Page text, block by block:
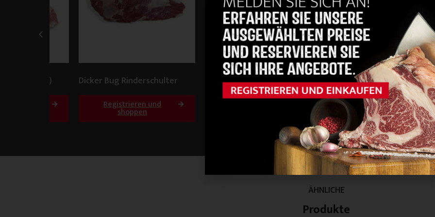
(Semerrolle) Dicker Bug Rinderschulter
Registrieren und
shoppen
Brust ohne Knochen Unterschale,
Registrieren und
shoppen
ÄHNLICHE
Produkte